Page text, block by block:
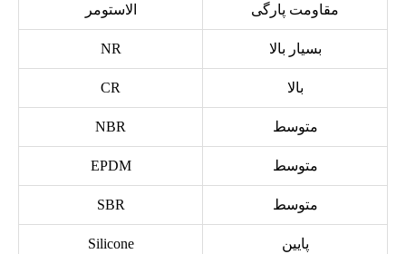
مقاومت پارگی الاستومر
بسیار بالا NR
بالا CR
متوسط NBR
متوسط EPDM
متوسط SBR
پایین Silicone